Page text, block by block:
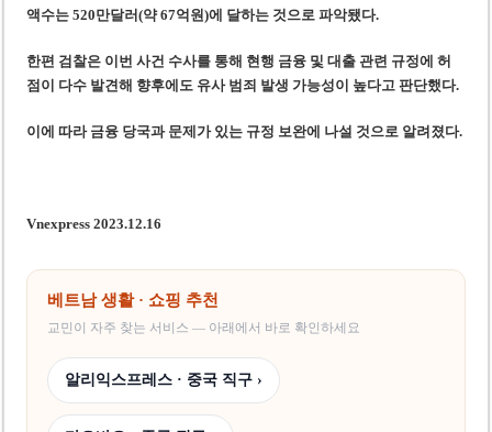
액수는 520만달러(약 67억원)에 달하는 것으로 파악됐다.
한편 검찰은 이번 사건 수사를 통해 현행 금융 및 대출 관련 규정에 허
점이 다수 발견해 향후에도 유사 범죄 발생 가능성이 높다고 판단했다.
이에 따라 금융 당국과 문제가 있는 규정 보완에 나설 것으로 알려졌다.
Vnexpress 2023.12.16
베트남 생활 · 쇼핑 추천
교민이 자주 찾는 서비스 — 아래에서 바로 확인하세요
알리익스프레스 · 중국 직구 ›